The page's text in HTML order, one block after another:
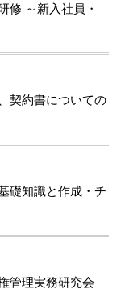
修 ～新入社員・
契約書についての
礎知識と作成・チ
管理実務研究会